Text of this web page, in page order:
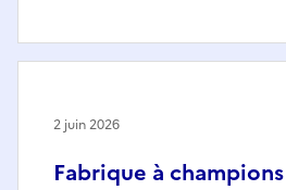
Fabrique à
2 juin 2026